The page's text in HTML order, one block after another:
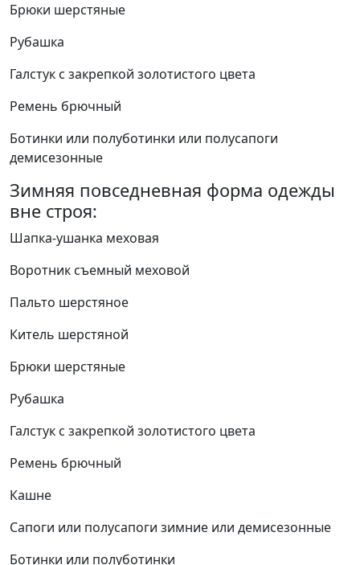
Брюки шерстяные
Рубашка
Галстук с закрепкой золотистого цвета
Ремень брючный
Ботинки или полуботинки или полусапоги
демисезонные
Зимняя повседневная форма одежды
вне строя:
Шапка-ушанка меховая
Воротник съемный меховой
Пальто шерстяное
Китель шерстяной
Брюки шерстяные
Рубашка
Галстук с закрепкой золотистого цвета
Ремень брючный
Кашне
Сапоги или полусапоги зимние или демисезонные
Ботинки или полуботинки